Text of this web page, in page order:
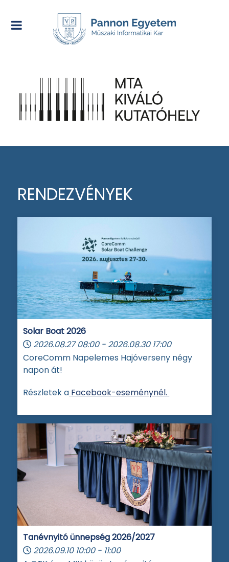
RENDEZVÉNYEK
Solar Boat 2026
2026.08.27 08:00 - 2026.08.30 17:00
CoreComm Napelemes Hajóverseny négy
napon át!
Részletek a Facebook-eseménynél.
Tanévnyitó ünnepség 2026/2027
2026.09.10 10:00 - 11:00